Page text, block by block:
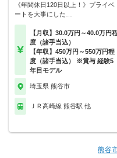
《年間休日120日以上！》プライベ
ートを大事にした…
【月収】30.0万円～40.0万円
度（諸手当込）
【年収】450万円～550万円程
度（諸手当込） ※賞与 経験5
年目モデル
埼玉県 熊谷市
ＪＲ高崎線 熊谷駅 他
熊谷